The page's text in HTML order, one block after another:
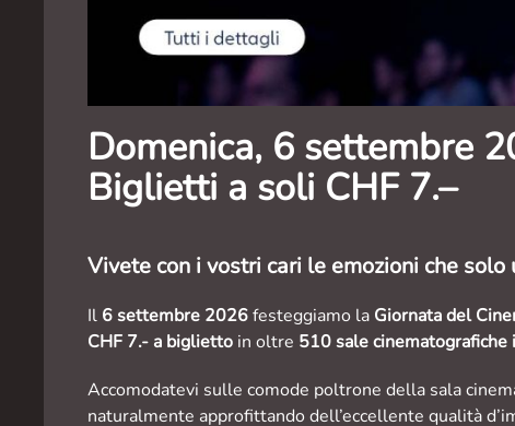
Domenica, 6 settembre
Biglietti a soli CHF 7.–
Vivete con i vostri cari le emozioni che
Il 6 settembre 2026festeggiamo la Giornata del
CHF 7.- a biglietto in oltre 510 sale
Accomodatevi sulle comode poltrone della sala
naturalmente approfittando dell’eccellente qualità